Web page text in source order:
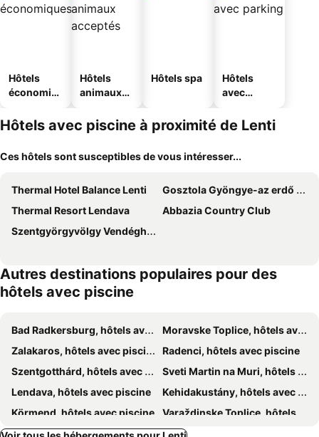
Hôtels
économiq
Hôtels
animaux
Hôtels spa
Hôtels
avec
Hôtels avec piscine à proximité de Lenti
Ces hôtels sont susceptibles de vous intéresser...
Thermal Hotel Balance Lenti
Gosztola Gyöngye-az erdő szállodája
Thermal Resort Lendava
Abbazia Country Club
Szentgyörgyvölgy Vendégház Őrség
Autres destinations populaires pour des
hôtels avec piscine
Bad Radkersburg, hôtels avec piscine
Moravske Toplice, hôtels avec piscine
Zalakaros, hôtels avec piscine
Radenci, hôtels avec piscine
Szentgotthárd, hôtels avec piscine
Sveti Martin na Muri, hôtels avec piscine
Lendava, hôtels avec piscine
Kehidakustány, hôtels avec piscine
Körmend, hôtels avec piscine
Varaždinske Toplice, hôtels avec piscine
Zalacsány, hôtels avec piscine
Nemesnép, hôtels avec piscine